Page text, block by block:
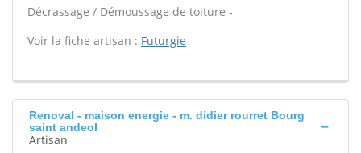
Décrassage / Démoussage de toiture -
Voir la fiche artisan : Futurgie
Renoval - maison energie - m. didier rourret Bourg
saint andeol
Artisan